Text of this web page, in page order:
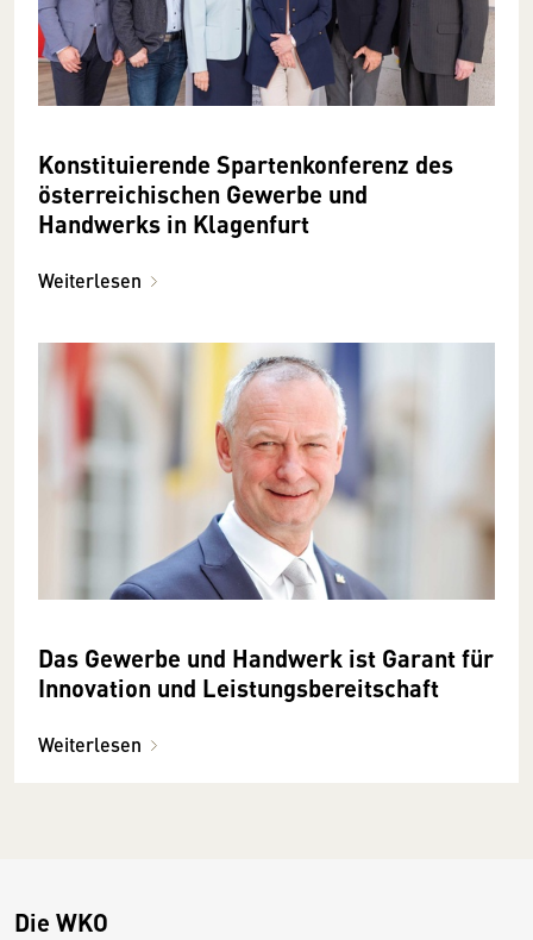
Konstituierende Spartenkonferenz des
österreichischen Gewerbe und
Handwerks in Klagenfurt
Weiterlesen
Das Gewerbe und Handwerk ist Garant für
Innovation und Leistungsbereitschaft
Weiterlesen
Die WKO